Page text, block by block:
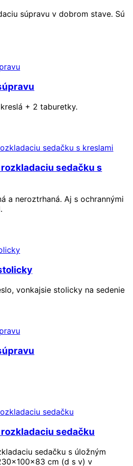
súpravu v dobrom stave. Sú
+ 2 taburetky.
sedačku s
a neroztrhaná. Aj s ochrannými
vonkajsie stolicky na sedenie
sedačku
sedačku s úložným
cm (d s v) v